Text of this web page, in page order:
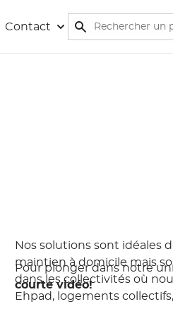
Contact
Rechercher
Rechercher
Nos solutions sont idéales
maintien à domicile mais
dans les collectivités où
Ehpad, logements collectifs,
Pour plonger dans notre
courte vidéo!